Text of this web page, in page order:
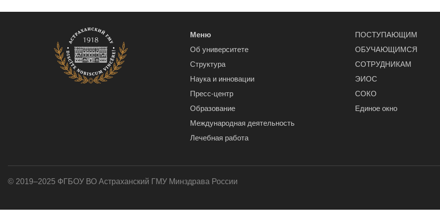
Меню
Об университете
Структура
Наука и инновации
Пресс-центр
Образование
Международная деятельность
Лечебная работа
ПОСТУПАЮЩИМ
ОБУЧАЮЩИМСЯ
СОТРУДНИКАМ
ЭИОС
СОКО
Единое окно
© 2019–2025 ФГБОУ ВО Астраханский ГМУ Минздрава России